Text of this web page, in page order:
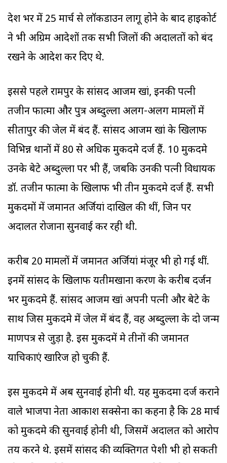
देश भर में 25 मार्च से लॉकडाउन लागू होने के बाद हाइकोर्ट
ने भी अग्रिम आदेशों तक सभी जिलों की अदालतों को बंद
रखने के आदेश कर दिए थे.
इससे पहले रामपुर के सांसद आजम खां, इनकी पत्नी
तजीन फात्मा और पुत्र अब्दुल्ला अलग-अलग मामलों में
सीतापुर की जेल में बंद हैं. सांसद आजम खां के खिलाफ
विभिन्न थानों में 80 से अधिक मुकदमे दर्ज हैं. 10 मुकदमे
उनके बेटे अब्दुल्ला पर भी हैं, जबकि उनकी पत्नी विधायक
डॉ. तजीन फात्मा के खिलाफ भी तीन मुकदमे दर्ज हैं. सभी
मुकदमों में जमानत अर्जियां दाखिल की थीं, जिन पर
अदालत रोजाना सुनवाई कर रही थी.
करीब 20 मामलों में जमानत अर्जियां मंजूर भी हो गई थीं.
इनमें सांसद के खिलाफ यतीमखाना प्रकरण के करीब दर्जन
भर मुकदमे हैं. सांसद आजम खां अपनी पत्नी और बेटे के
साथ जिस मुकदमे में जेल में बंद हैं, वह अब्दुल्ला के दो जन्म
प्रमाणपत्र से जुड़ा है. इस मुकदमें मे तीनों की जमानत
याचिकाएं खारिज हो चुकी हैं.
इस मुकदमे में अब सुनवाई होनी थी. यह मुकदमा दर्ज कराने
वाले भाजपा नेता आकाश सक्सेना का कहना है कि 28 मार्च
को मुकदमे की सुनवाई होनी थी, जिसमें अदालत को आरोप
तय करने थे. इसमें सांसद की व्यक्तिगत पेशी भी हो सकती